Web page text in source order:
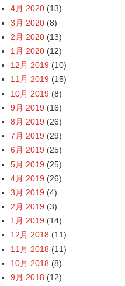
4月 2020 (13)
3月 2020 (8)
2月 2020 (13)
1月 2020 (12)
12月 2019 (10)
11月 2019 (15)
10月 2019 (8)
9月 2019 (16)
8月 2019 (26)
7月 2019 (29)
6月 2019 (25)
5月 2019 (25)
4月 2019 (26)
3月 2019 (4)
2月 2019 (3)
1月 2019 (14)
12月 2018 (11)
11月 2018 (11)
10月 2018 (8)
9月 2018 (12)